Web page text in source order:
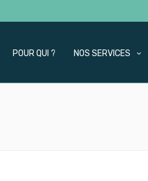
POUR QUI ? NOS SERVICES